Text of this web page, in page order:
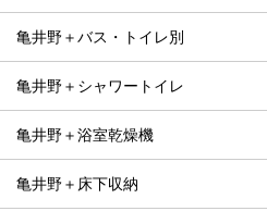
亀井野＋バス・トイレ別
亀井野＋シャワートイレ
亀井野＋浴室乾燥機
亀井野＋床下収納